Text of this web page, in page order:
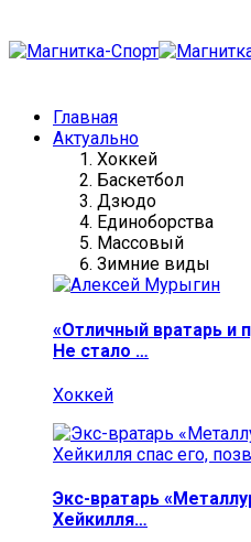
Главная
Актуально
Хоккей
Баскетбол
Дзюдо
Единоборства
Массовый
Зимние виды
«Отличный вратарь и
Не стало …
Хоккей
Экс-вратарь
Хейкилля…